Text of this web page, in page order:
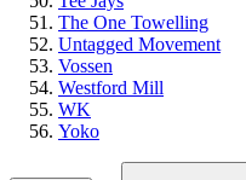
The One Towelling
Untagged Movement
Vossen
Westford Mill
WK
Yoko